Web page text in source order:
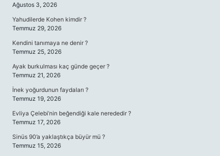
Ağustos 3, 2026
Yahudilerde Kohen kimdir ?
Temmuz 29, 2026
Kendini tanımaya ne denir ?
Temmuz 25, 2026
Ayak burkulması kaç günde geçer ?
Temmuz 21, 2026
İnek yoğurdunun faydaları ?
Temmuz 19, 2026
Evliya Çelebi’nin beğendiği kale nerededir ?
Temmuz 17, 2026
Sinüs 90’a yaklaştıkça büyür mü ?
Temmuz 15, 2026